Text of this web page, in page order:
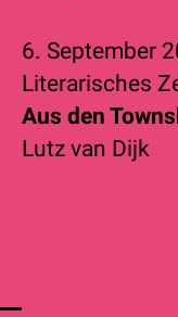
6. September
Literarisches
Aus den
Lutz van Dijk